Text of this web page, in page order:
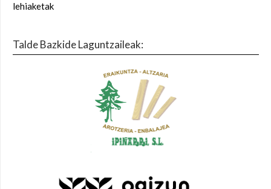
lehiaketak
Talde Bazkide Laguntzaileak: